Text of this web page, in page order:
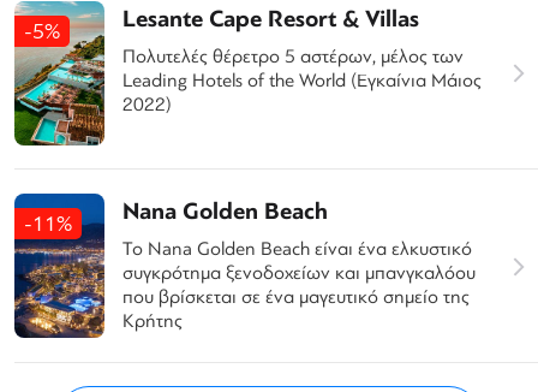
-5% Lesante Cape Resort & Villas
Πολυτελές θέρετρο 5 αστέρων, μέλος των
Leading Hotels of the World (Εγκαίνια Μάιος
2022)
-11% Nana Golden Beach
Το Nana Golden Beach είναι ένα ελκυστικό
συγκρότημα ξενοδοχείων και μπανγκαλόου
που βρίσκεται σε ένα μαγευτικό σημείο της
Κρήτης